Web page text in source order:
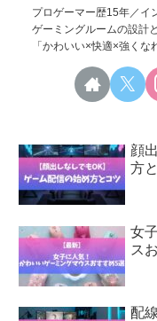
プロゲーマー歴15年／イ
ゲーミングルームの設計
「かわいい×快適×強くな
顔
方
女
ス
配